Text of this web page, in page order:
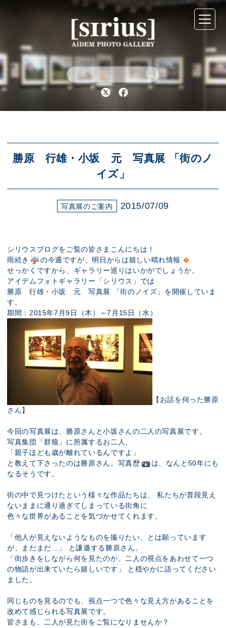
Twitter Facebook
勝原 行雄・小坂 元 写真展 「街のノ
イズ」
写真展のご案内 2015/07/09
シリウスブログをご覧の皆さまこんにちは！
雨続き
の今週ですが、明日からは嬉しい晴れ情報
せっかくですから、ギャラリー巡りはいかがでしょうか。
アイデムフォトギャラリー「シリウス」では
勝原 行雄・小坂 元 写真展 「街のノイズ」を開催していま
す。
期間：2015年7月9日（木）～7月15日（水）
【お話を伺った勝原
さん】
今回の写真展は、勝原さんと小坂さんの二人の写真展です。
写真集団「群狼」に所属するお二人、
「親子ほども歳が離れているんですよ」
と教えて下さったのは勝原さん。写真歴
は、なんと50年にも
なるそうです。
街の中で見つけたという様々な作品たちは、 私たちが普段見え
ないままに通り過ぎてしまっている街角に
色々な世界があることを気づかせてくれます。
「他人が見えないようなものを撮りたい、とは願っています
が、まだまだ…」 と謙遜する勝原さん。
「街歩きをしながら何を見たのか、二人の視点をあわせて一つ
の物語が出来ていたら嬉しいです」 と穏やかに語ってください
ました。
同じものを見るのでも、視点一つで色々な見え方があることを
改めて感じられる写真展です。
皆さまも、二人が見た街をご覧になりませんか？
シリウスについて
展示スケジュール
アクセス
ブログ